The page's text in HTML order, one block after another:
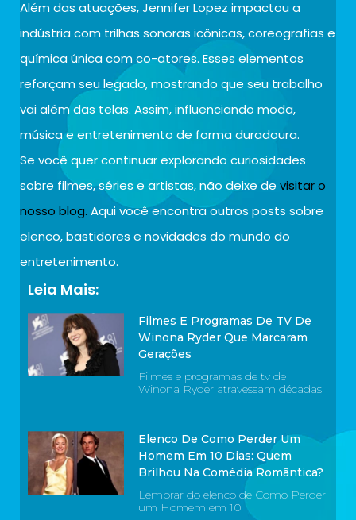
Além das atuações, Jennifer Lopez impactou a
indústria com trilhas sonoras icônicas, coreografias e
química única com co-atores. Esses elementos
reforçam seu legado, mostrando que seu trabalho
vai além das telas. Assim, influenciando moda,
música e entretenimento de forma duradoura.
Se você quer continuar explorando curiosidades
sobre filmes, séries e artistas, não deixe de visitar o
nosso blog. Aqui você encontra outros posts sobre
elenco, bastidores e novidades do mundo do
entretenimento.
Leia Mais:
Filmes E Programas De TV De
Winona Ryder Que Marcaram
Gerações
Filmes e programas de tv de
Winona Ryder atravessam décadas
Elenco De Como Perder Um
Homem Em 10 Dias: Quem
Brilhou Na Comédia Romântica?
Lembrar do elenco de Como Perder
um Homem em 10